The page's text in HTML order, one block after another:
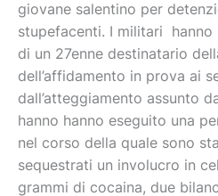
giovane salentino per
stupefacenti. I militari
di un 27enne destinatario
dell’affidamento in prova ai
dall’atteggiamento assunto
hanno hanno eseguito una
nel corso della quale sono
sequestrati un involucro in
grammi di cocaina, due